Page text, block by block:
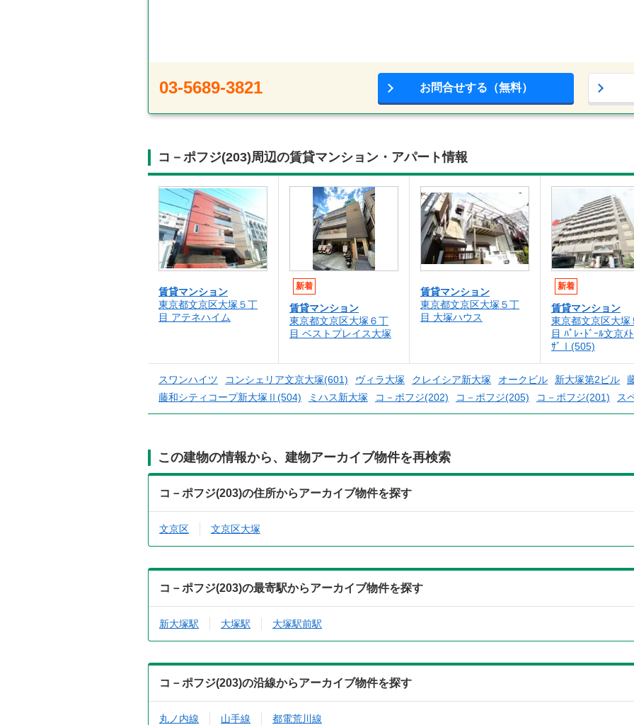
03-5689-3821 お問合せする（無料）
コ－ポフジ(203)周辺の賃貸マンション・アパート情報
賃貸マンション
東京都文京区大塚５丁
目 アテネハイム
新着
賃貸マンション
東京都文京区大塚６丁
目 ベストプレイス大塚
賃貸マンション
東京都文京区大塚５丁
目 大塚ハウス
新着
賃貸マンション
東京都文京区大塚
目 ﾊﾟﾚ･ﾄﾞｰﾙ文京ﾒ
ｻﾞⅠ(505)
スワンハイツ コンシェリア文京大塚(601) ヴィラ大塚 クレイシア新大塚 オークビル 新大塚第2ビル
藤和シティコープ新大塚Ⅱ(504)
ミハス新大塚 コ－ポフジ(202) コ－ポフジ(205) コ－ポフジ(201) ス
この建物の情報から、建物アーカイブ物件を再検索
コ－ポフジ(203)の住所からアーカイブ物件を探す
文京区 文京区大塚
コ－ポフジ(203)の最寄駅からアーカイブ物件を探す
新大塚駅 大塚駅 大塚駅前駅
コ－ポフジ(203)の沿線からアーカイブ物件を探す
丸ノ内線 山手線 都電荒川線